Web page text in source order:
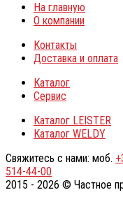
На главную
О компании
Контакты
Доставка и оплата
Каталог
Сервис
Каталог LEISTER
Каталог WELDY
Свяжитесь с нами: моб.
514-44-00
2015 - 2026 © Частное